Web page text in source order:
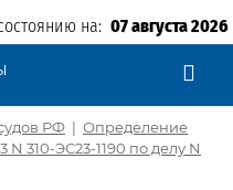
на: 07 августа 2026
РФ | Определение
N 310-ЭС23-1190 по делу N